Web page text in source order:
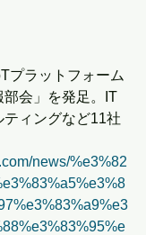
プラットフォーム
会」を発足。IT
ィングなど11社
news/%e3%82